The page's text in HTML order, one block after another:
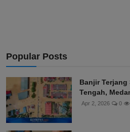
Popular Posts
Banjir Terjang
Tengah,
Apr 2, 2026 0